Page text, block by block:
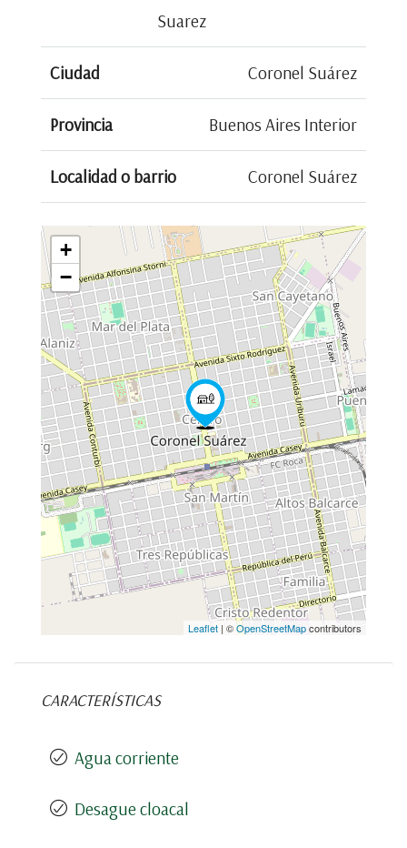
Suarez
Ciudad Coronel Suárez
Provincia Buenos Aires Interior
Localidad o barrio Coronel Suárez
+
−
Leaflet | ©OpenStreetMapcontributors
CARACTERÍSTICAS
Agua corriente
Desague cloacal